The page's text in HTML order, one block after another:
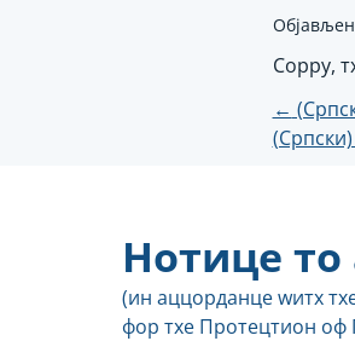
Соррy,
←
Нотице то
(ин аццорданце wитх
фор тхе Протецтион оф